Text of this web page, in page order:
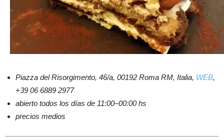
Piazza del Risorgimento, 46/a, 00192 Roma RM, Italia, WEB,
+39 06 6889 2977
abierto todos los días de 11:00–00:00 hs
precios medios